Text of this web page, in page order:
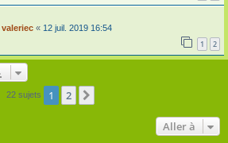
valeriec « 12 juil. 2019 16:54
1 2
22 sujets 1 2
Aller à